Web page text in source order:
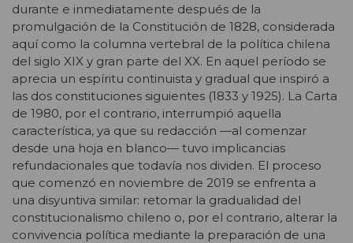
durante e inmediatamente después de la
promulgación de la Constitución de 1828, considerada
aquí como la columna vertebral de la política chilena
del siglo XIX y gran parte del XX. En aquel período se
aprecia un espíritu continuista y gradual que inspiró a
las dos constituciones siguientes (1833 y 1925). La Carta
de 1980, por el contrario, interrumpió aquella
característica, ya que su redacción —al comenzar
desde una hoja en blanco— tuvo implicancias
refundacionales que todavía nos dividen. El proceso
que comenzó en noviembre de 2019 se enfrenta a
una disyuntiva similar: retomar la gradualidad del
constitucionalismo chileno o, por el contrario, alterar la
convivencia política mediante la preparación de una